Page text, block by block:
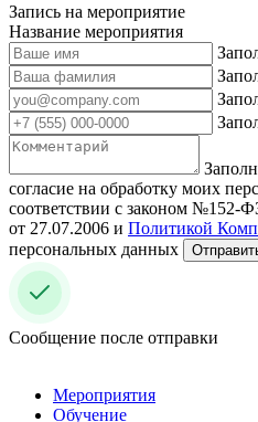
Запись на мероприятие
Название мероприятия
согласие на обработку моих
соответствии с законом №152-
от 27.07.2006 и Политикой
персональных данных
Сообщение после отправки
Мероприятия
Обучение